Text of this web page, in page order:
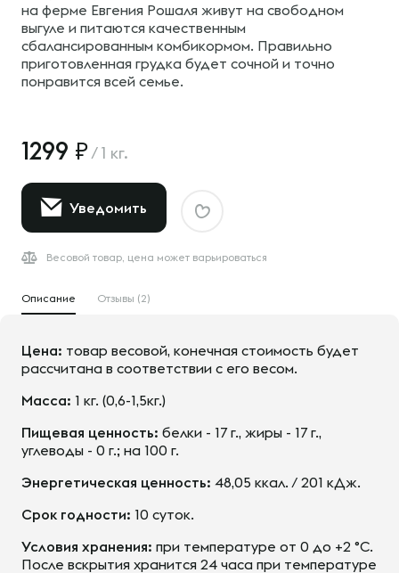
на ферме Евгения Рошаля живут на свободном
выгуле и питаются качественным
сбалансированным комбикормом. Правильно
приготовленная грудка будет сочной и точно
понравится всей семье.
1299 / 1 кг.
Уведомить
Весовой товар, цена может варьироваться
Описание Отзывы (2)
Цена: товар весовой, конечная стоимость будет
рассчитана в соответствии с его весом.
Масса: 1 кг. (0,6-1,5кг.)
Пищевая ценность: белки - 17 г., жиры - 17 г.,
углеводы - 0 г.; на 100 г.
Энергетическая ценность: 48,05 ккал. / 201 кДж.
Срок годности: 10 суток.
Условия хранения: при температуре от 0 до +2 °С.
После вскрытия хранится 24 часа при температуре